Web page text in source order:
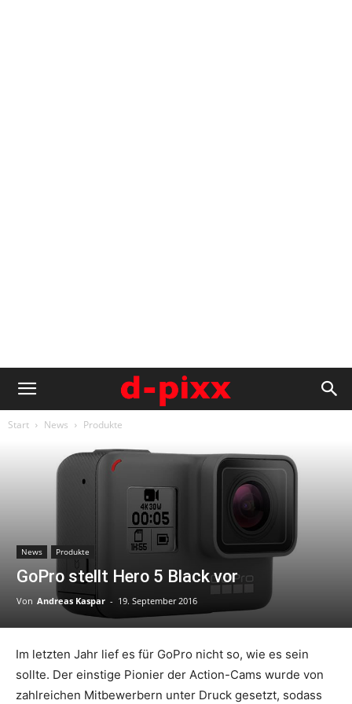
Start News Produkte
News Produkte
GoPro stellt Hero 5 Black vor
Von Andreas Kaspar - 19. September 2016
Im letzten Jahr lief es für GoPro nicht so, wie es sein
sollte. Der einstige Pionier der Action-Cams wurde von
zahlreichen Mitbewerbern unter Druck gesetzt, sodass